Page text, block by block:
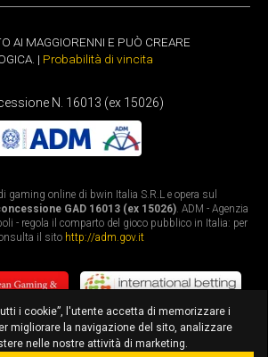
AI MAGGIORENNI E PUÒ CREARE
| Probabilità di vincita
N. 16013 (ex 15026)
gaming online di bwin Italia S.R.L e opera sul
GAD 16013 (ex 15026). ADM - Agenzia
- regola il comparto del gioco pubblico in Italia: per
il sito http://adm.gov.it
i cookie”, l'utente accetta di memorizzare i
migliorare la navigazione del sito, analizzare
nelle nostre attività di marketing.